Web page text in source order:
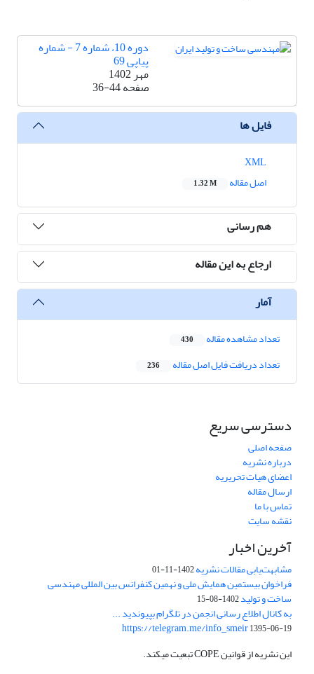
دوره 10، شماره 7 - شماره
پیاپی 69
مهر 1402
صفحه36-44
فایل ها
اصل مقاله
1.32 M
هم رسانی
ارجاع به این مقاله
آمار
تعداد مشاهده مقاله 430
تعداد دریافت فایل اصل مقاله 236
دسترسی سریع
صفحه اصلی
درباره نشریه
اعضای هیات تحریریه
ارسال مقاله
تماس با ما
نقشه سایت
آخرین اخبار
مشابهت‌یابی مقالات نشریه1402-11-01
فراخوان بیستمین همایش ملی و نهمین کنفرانس بین المللی مهندسی
ساخت و تولید1402-08-15
به کانال اطلاع رسانی انجمن در تلگرام بپیوندید ...
https://telegram.me/info_smeir1395-06-19
این نشریه از قوانین COPE تبعیت میکند.